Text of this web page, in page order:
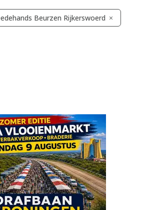
Beurzen Rijkerswoerd